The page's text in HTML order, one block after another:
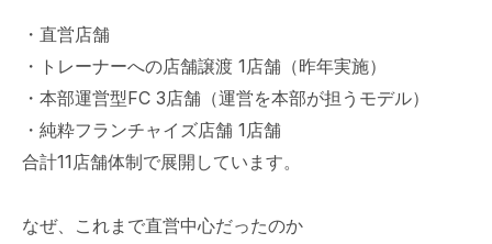
・直営店舗
・トレーナーへの店舗譲渡 1店舗（昨年実施）
・本部運営型FC 3店舗（運営を本部が担うモデル）
・純粋フランチャイズ店舗 1店舗
合計11店舗体制で展開しています。
なぜ、これまで直営中心だったのか